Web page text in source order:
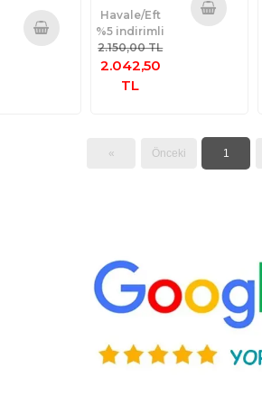
Havale/Eft
%5 indirimli
2.150,00 TL
2.042,50
TL
« Önceki 1